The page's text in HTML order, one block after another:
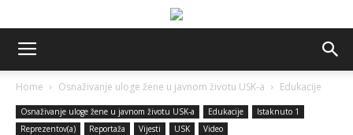
Home Osnaživanje uloge žene u javnom životu USK-a Edukacije
Osnaživanje uloge žene u javnom životu USK-a Edukacije
Istaknuto 1
Reprezentov(a)
Reportaža Vijesti USK Video